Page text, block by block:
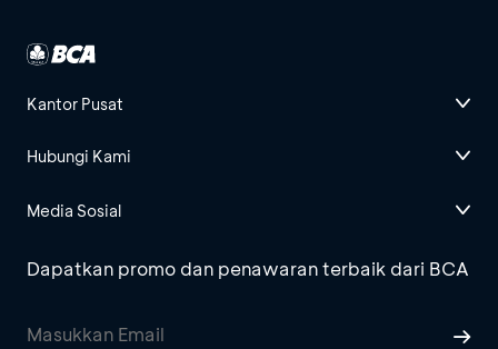
Kantor Pusat
Hubungi Kami
Media Sosial
Dapatkan promo dan penawaran terbaik dari BCA